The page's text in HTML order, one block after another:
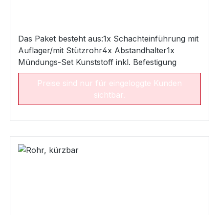
Das Paket besteht aus:1x Schachteinführung mit
Auflager/mit Stützrohr4x Abstandhalter1x
Mündungs-Set Kunststoff inkl. Befestigung
Preise sind nur für eingeloggte Kunden
sichtbar.